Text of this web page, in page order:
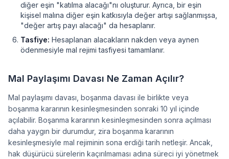
diğer eşin "katılma alacağı"nı oluşturur. Ayrıca, bir eşin
kişisel malına diğer eşin katkısıyla değer artışı sağlanmışsa,
"değer artış payı alacağı" da hesaplanır.
Tasfiye: Hesaplanan alacakların nakden veya aynen
ödenmesiyle mal rejimi tasfiyesi tamamlanır.
Mal Paylaşımı Davası Ne Zaman Açılır?
Mal paylaşımı davası, boşanma davası ile birlikte veya
boşanma kararının kesinleşmesinden sonraki 10 yıl içinde
açılabilir. Boşanma kararının kesinleşmesinden sonra açılması
daha yaygın bir durumdur, zira boşanma kararının
kesinleşmesiyle mal rejiminin sona erdiği tarih netleşir. Ancak,
hak düşürücü sürelerin kaçırılmaması adına süreci iyi yönetmek